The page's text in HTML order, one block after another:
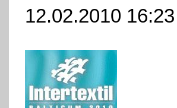
12.02.2010 16:23